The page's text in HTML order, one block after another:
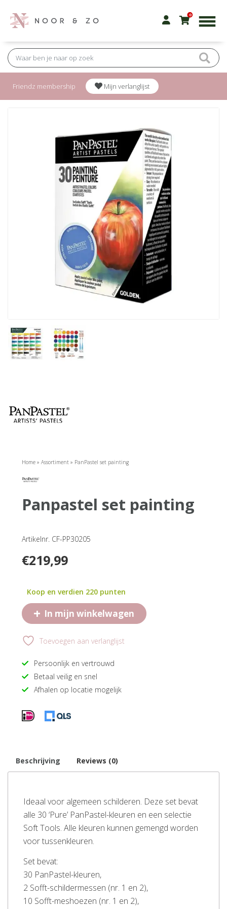
0
Friendz membership Mijn verlanglijst
Home » Assortiment » PanPastel set painting
panpastel set painting
Artikelnr. CF-PP30205
€219,99
Koop en verdien 220 punten
+ In mijn winkelwagen
Toevoegen aan verlanglijst
Persoonlijk en vertrouwd
Betaal veilig en snel
Afhalen op locatie mogelijk
Beschrijving Reviews (0)
Ideaal voor algemeen schilderen. Deze set bevat
alle 30 ‘Pure’ PanPastel-kleuren en een selectie
Soft Tools. Alle kleuren kunnen gemengd worden
voor tussenkleuren.
Set bevat:
30 PanPastel-kleuren,
2 Sofft-schildermessen (nr. 1 en 2),
10 Sofft-meshoezen (nr. 1 en 2),